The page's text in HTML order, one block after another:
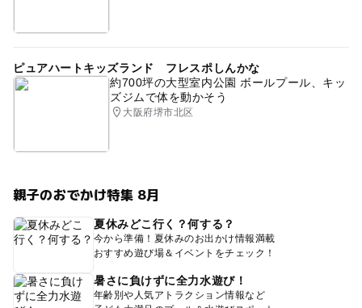
ピュアハートキッズランド フレスポしんかな
約700坪の大型室内公園 ボールプール、キッ
ズジムで体を動かそう
大阪府堺市北区
親子のおでかけ特集 8月
夏休みどこ行く？何する？
今から準備！夏休みのお出かけ情報満載
おすすめ遊び場＆イベントをチェック！
暑さに負けずに全力水遊び！
年齢別や人気アトラクション情報など